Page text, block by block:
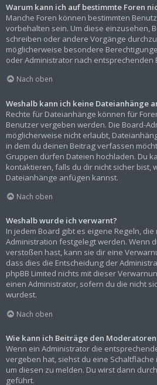
Warum kann ich auf bestimmte Foren
Manche Foren können bestimmten
vorbehalten sein. Um diese einzusehen,
schreiben oder andere Vorgänge
möglicherweise besondere
oder Administrator nach entsprechenden
Nach oben
Weshalb kann ich keine Dateianhänge
Rechte für Dateianhänge können für
Benutzer vergeben werden. Die Board-
möglicherweise nicht erlaubt,
in dem du deinen Beitrag verfassen
Gruppen dürfen Dateien hochladen. Du
kontaktieren, falls du dir nicht sicher bist,
Dateianhänge anfügen kannst.
Nach oben
Weshalb wurde ich verwarnt?
In jedem Board gibt es eigene Regeln,
Administration festgelegt werden. Wenn
verstoßen hast, kann sie dir eine
dass dies die Entscheidung der
phpBB Limited nichts mit dieser
einen Administrator, sofern du die nicht
wurdest.
Nach oben
Wie kann ich Beiträge den
Wenn ein Administrator die
vergeben hat, siehst du eine Schaltfläche
um diesen zu melden. Du wirst dann
geführt.